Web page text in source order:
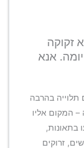
זקוקה
אנא
תלוייה בהרבה
המקום אליו
בתאונות,
זרוקים